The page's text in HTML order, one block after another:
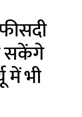
सकेंगे
में भी